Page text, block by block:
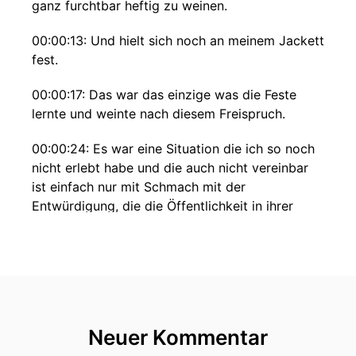
ganz furchtbar heftig zu weinen.
00:00:13: Und hielt sich noch an meinem Jackett
fest.
00:00:17: Das war das einzige was die Feste
lernte und weinte nach diesem Freispruch.
00:00:24: Es war eine Situation die ich so noch
nicht erlebt habe und die auch nicht vereinbar
ist einfach nur mit Schmach mit der
Entwürdigung, die die Öffentlichkeit in ihrer
00:00:53: Hallo hier ist Alexander Margie.
Neuer Kommentar